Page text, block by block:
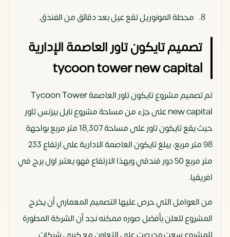
محطة المونوريل تقع عيل بعد دقائق من الفندق.
تصميم تايكون تاور العاصمة الإدارية
tycoon tower new capital
تم تصميم مشروع تايكون تاور العاصمة Tycoon Tower
new capital على جزء من مساحة مشروع نايل بيزنس تاور
حيث يقع تايكون تاور على مساحة 18,307 متر مربع بواجهة
98 متر مربع، يبلغ تايكون العاصمة الادارية على ارتفاع 233
متر مربع 50 دور فندقي وبهذا الارتفاع فهو يعتبر اول برج في
افريقيا.
من العوامل التي حرص عليها التصميم المعماري أن يخرج
المشروع للعلن بأفضل صوره ممكنه نجد أن الشركة المطورة